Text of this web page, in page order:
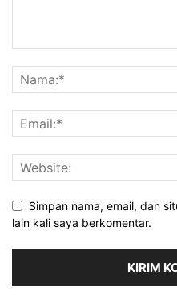
Simpan nama, email, dan
lain kali saya berkomentar.